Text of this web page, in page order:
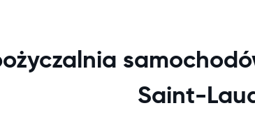
Saint-